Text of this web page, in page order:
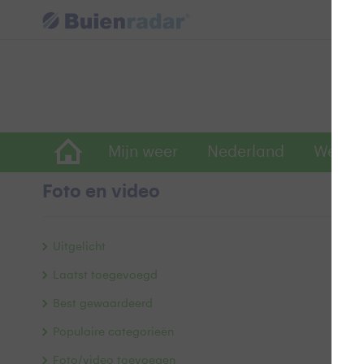
Mijn weer Nederland
Foto en video
Uitgelicht
Laatst toegevoegd
Best gewaardeerd
Populaire categorieën
Foto/video toevoegen